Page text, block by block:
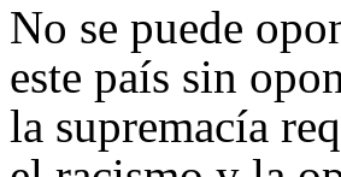
No se puede
este país sin
la supremacía